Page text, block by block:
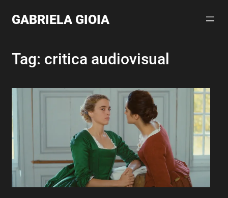
GABRIELA GIOIA
Tag: critica audiovisual